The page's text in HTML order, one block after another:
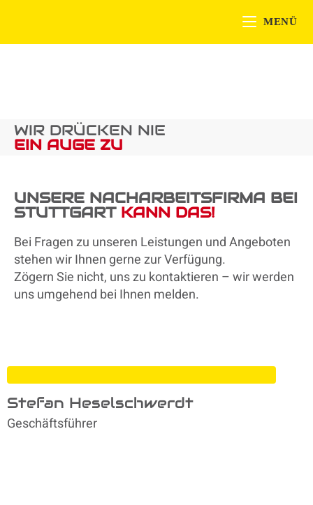
MENÜ
WIR DRÜCKEN NIE
EIN AUGE ZU
UNSERE NACHARBEITSFIRMA BEI
STUTTGART KANN DAS!
Bei Fragen zu unseren Leistungen und Angeboten
stehen wir Ihnen gerne zur Verfügung.
Zögern Sie nicht, uns zu kontaktieren – wir werden
uns umgehend bei Ihnen melden.
Stefan Heselschwerdt
Geschäftsführer